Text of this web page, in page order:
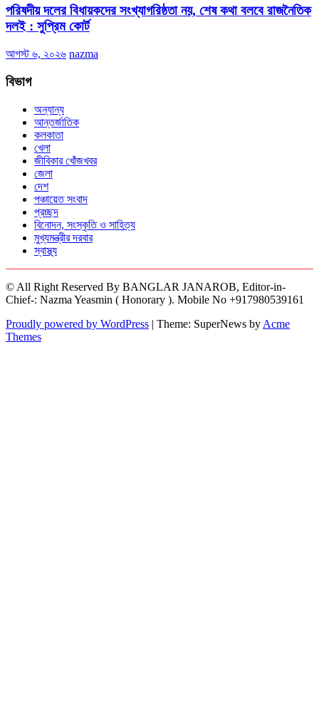
পরিষদীয় দলের বিধায়কদের সংখ্যাগরিষ্ঠতা নয়, শেষ কথা বলবে রাজনৈতিক
দলই : সুপ্রিম কোর্ট
আগস্ট ৬, ২০২৬ nazma
বিভাগ
অন্যান্য
আন্তর্জাতিক
কলকাতা
খেলা
জীবিকার খোঁজখবর
জেলা
দেশ
পঞ্চায়েত সংবাদ
প্রচ্ছদ
বিনোদন, সংস্কৃতি ও সাহিত্য
মুখ্যমন্ত্রীর দরবার
স্বাস্থ্য
© All Right Reserved By BANGLAR JANAROB, Editor-in-
Chief-: Nazma Yeasmin ( Honorary ). Mobile No +917980539161
Proudly powered by WordPress | Theme: SuperNews by Acme
Themes